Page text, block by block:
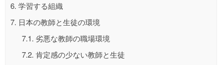
6. 学習する組織
7. 日本の教師と生徒の環境
7.1. 劣悪な教師の職場環境
7.2. 肯定感の少ない教師と生徒